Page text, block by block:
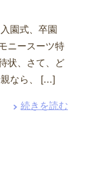
園式、卒園
ニースーツ特
状、さて、ど
なら、 […]
続きを読む